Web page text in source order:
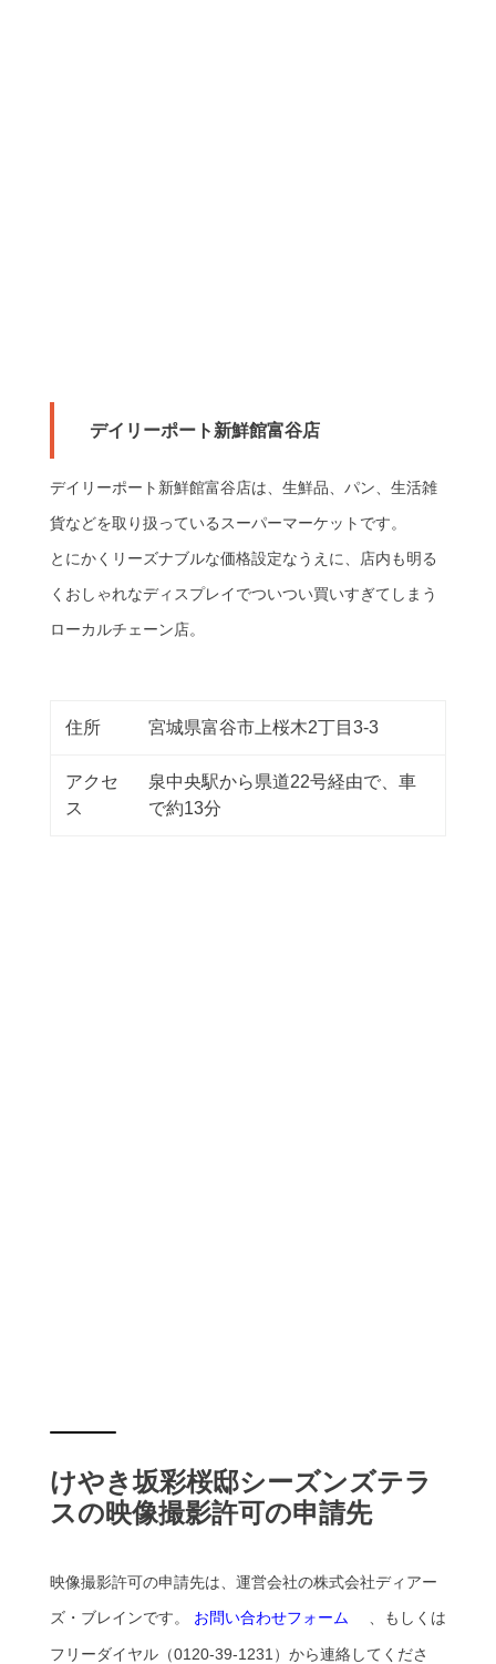
デイリーポート新鮮館富谷店
デイリーポート新鮮館富谷店は、生鮮品、パン、生活雑
貨などを取り扱っているスーパーマーケットです。
とにかくリーズナブルな価格設定なうえに、店内も明る
くおしゃれなディスプレイでついつい買いすぎてしまう
ローカルチェーン店。
住所 宮城県富谷市上桜木2丁目3-3
アクセ
ス
泉中央駅から県道22号経由で、車
で約13分
けやき坂彩桜邸シーズンズテラ
スの映像撮影許可の申請先
映像撮影許可の申請先は、運営会社の株式会社ディアー
ズ・ブレインです。 お問い合わせフォーム 、もしくは
フリーダイヤル（0120-39-1231）から連絡してくださ